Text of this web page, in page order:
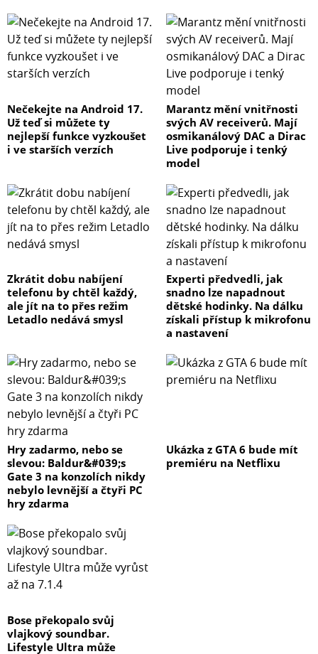
Nečekejte na Android 17.
Už teď si můžete ty
nejlepší funkce vyzkoušet
i ve starších verzích
Marantz mění vnitřnosti
svých AV receiverů. Mají
osmikanálový DAC a Dirac
Live podporuje i tenký
model
Zkrátit dobu nabíjení
telefonu by chtěl každý,
ale jít na to přes režim
Letadlo nedává smysl
Experti předvedli, jak
snadno lze napadnout
dětské hodinky. Na dálku
získali přístup k mikrofonu
a nastavení
Hry zadarmo, nebo se
slevou: Baldur&#039;s
Gate 3 na konzolích nikdy
nebylo levnější a čtyři PC
hry zdarma
Ukázka z GTA 6 bude mít
premiéru na Netflixu
Bose překopalo svůj
vlajkový soundbar.
Lifestyle Ultra může